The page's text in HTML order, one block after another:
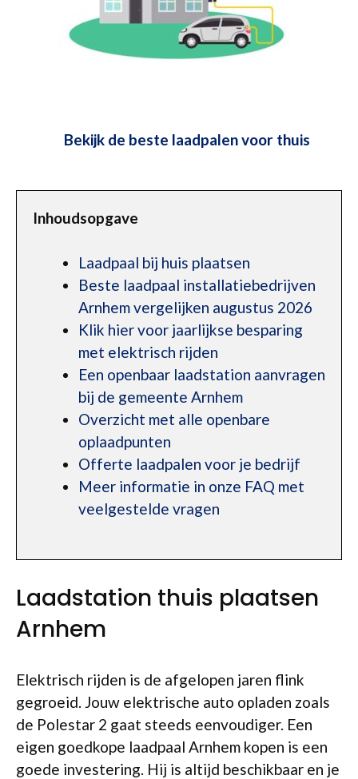
Bekijk de beste laadpalen voor thuis
Inhoudsopgave
Laadpaal bij huis plaatsen
Beste laadpaal installatiebedrijven
Arnhem vergelijken augustus 2026
Klik hier voor jaarlijkse besparing
met elektrisch rijden
Een openbaar laadstation aanvragen
bij de gemeente Arnhem
Overzicht met alle openbare
oplaadpunten
Offerte laadpalen voor je bedrijf
Meer informatie in onze FAQ met
veelgestelde vragen
Laadstation thuis plaatsen
Arnhem
Elektrisch rijden is de afgelopen jaren flink
gegroeid. Jouw elektrische auto opladen zoals
de Polestar 2 gaat steeds eenvoudiger. Een
eigen goedkope laadpaal Arnhem kopen is een
goede investering. Hij is altijd beschikbaar en je